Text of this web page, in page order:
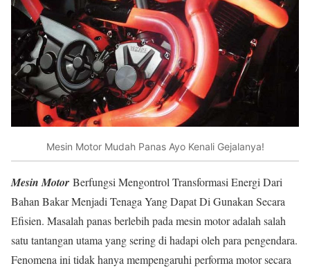
Mesin Motor Mudah Panas Ayo Kenali Gejalanya!
Mesin Motor Berfungsi Mengontrol Transformasi Energi Dari
Bahan Bakar Menjadi Tenaga Yang Dapat Di Gunakan Secara
Efisien. Masalah panas berlebih pada mesin motor adalah salah
satu tantangan utama yang sering di hadapi oleh para pengendara.
Fenomena ini tidak hanya mempengaruhi performa motor secara